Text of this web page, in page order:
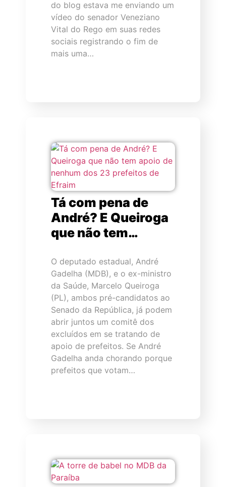
do blog estava me enviando um
vídeo do senador Veneziano
Vital do Rego em suas redes
sociais registrando o fim de
mais uma…
Tá com pena de
André? E Queiroga
que não tem…
O deputado estadual, André
Gadelha (MDB), e o ex-ministro
da Saúde, Marcelo Queiroga
(PL), ambos pré-candidatos ao
Senado da República, já podem
abrir juntos um comitê dos
excluídos em se tratando de
apoio de prefeitos. Se André
Gadelha anda chorando porque
prefeitos que votam…